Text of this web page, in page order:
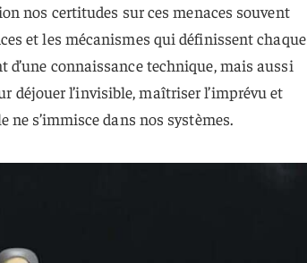
nos certitudes sur ces menaces souvent
et les mécanismes qui définissent chaque
d’une connaissance technique, mais aussi
déjouer l’invisible, maîtriser l’imprévu et
s’immisce dans nos systèmes.